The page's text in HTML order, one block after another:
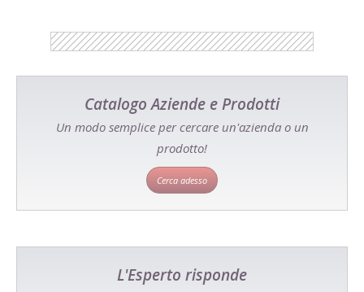
Catalogo Aziende e Prodotti
Un modo semplice per cercare un'azienda o un
prodotto!
Cerca adesso
L'Esperto risponde